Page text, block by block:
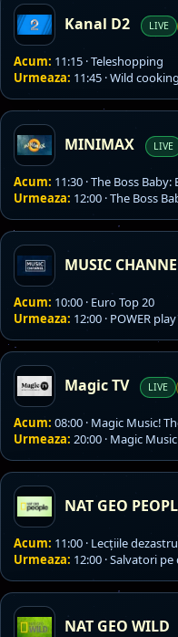
Kanal D2 LIVE
Acum: 11:15 · Teleshopping
Urmeaza: 11:45 · Wild cooking
MINIMAX LIVE
Acum: 11:30 · The Boss Baby:
Urmeaza: 12:00 · The Boss
MUSIC
Acum: 10:00 · Euro Top 20
Urmeaza: 12:00 · POWER
Magic TV LIVE
Acum: 08:00 · Magic Music!
Urmeaza: 20:00 · Magic
NAT GEO
Acum: 11:00 · Lecțiile
Urmeaza: 12:00 · Salvatori
NAT GEO WILD